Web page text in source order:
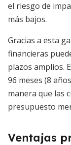
el riesgo de
más bajos.
Gracias a esta
financieras
plazos amplios.
96 meses (8
manera que las
presupuesto
Ventajas